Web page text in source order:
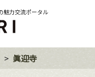
魅力交流ポータル
眞迎寺